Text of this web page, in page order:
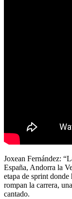
Joxean Fernández:
España, Andorra la
etapa de sprint donde
rompan la carrera,
cantado.